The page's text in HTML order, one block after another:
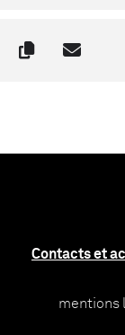
Contacts et
mentions